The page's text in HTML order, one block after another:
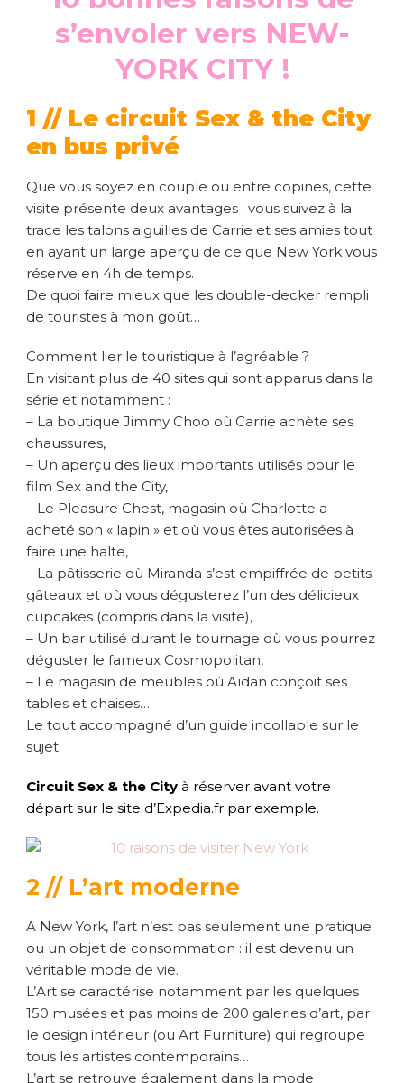
s’envoler vers NEW-
YORK CITY !
1 // Le circuit Sex & the City
en bus privé
Que vous soyez en couple ou entre copines, cette
visite présente deux avantages : vous suivez à la
trace les talons aiguilles de Carrie et ses amies tout
en ayant un large aperçu de ce que New York vous
réserve en 4h de temps.
De quoi faire mieux que les double-decker rempli
de touristes à mon goût…
Comment lier le touristique à l’agréable ?
En visitant plus de 40 sites qui sont apparus dans la
série et notamment :
– La boutique Jimmy Choo où Carrie achète ses
chaussures,
– Un aperçu des lieux importants utilisés pour le
film Sex and the City,
– Le Pleasure Chest, magasin où Charlotte a
acheté son « lapin » et où vous êtes autorisées à
faire une halte,
– La pâtisserie où Miranda s’est empiffrée de petits
gâteaux et où vous dégusterez l’un des délicieux
cupcakes (compris dans la visite),
– Un bar utilisé durant le tournage où vous pourrez
déguster le fameux Cosmopolitan,
– Le magasin de meubles où Aïdan conçoit ses
tables et chaises…
Le tout accompagné d’un guide incollable sur le
sujet.
Circuit Sex & the City à réserver avant votre
départ sur le site d’Expedia.fr par exemple.
2 // L’art moderne
A New York, l’art n’est pas seulement une pratique
ou un objet de consommation : il est devenu un
véritable mode de vie.
L’Art se caractérise notamment par les quelques
150 musées et pas moins de 200 galeries d’art, par
le design intérieur (ou Art Furniture) qui regroupe
tous les artistes contemporains…
L’art se retrouve également dans la mode